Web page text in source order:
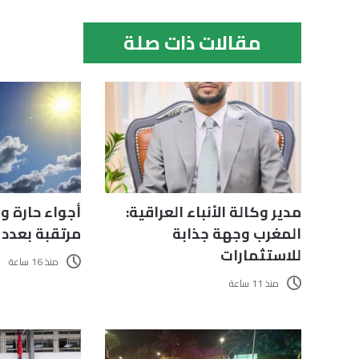
مقالات ذات صلة
مدير وكالة الأنباء العراقية:
المغرب وجهة جذابة
للاستثمارات
منذ 11 ساعة
أجواء حارة
مرتقبة
منذ 16 ساعة